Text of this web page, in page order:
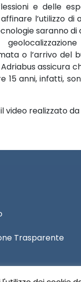
e delle
l’utilizzo
saranno
o l’arrivo del
assicura
15 anni, infatti,
video realizzato
Trasparente